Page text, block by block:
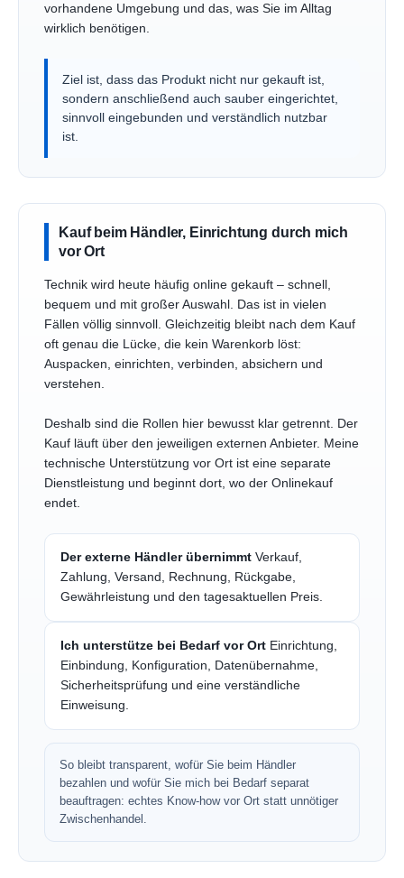
vorhandene Umgebung und das, was Sie im Alltag
wirklich benötigen.
Ziel ist, dass das Produkt nicht nur gekauft ist,
sondern anschließend auch sauber eingerichtet,
sinnvoll eingebunden und verständlich nutzbar
ist.
Kauf beim Händler, Einrichtung durch mich
vor Ort
Technik wird heute häufig online gekauft – schnell,
bequem und mit großer Auswahl. Das ist in vielen
Fällen völlig sinnvoll. Gleichzeitig bleibt nach dem Kauf
oft genau die Lücke, die kein Warenkorb löst:
Auspacken, einrichten, verbinden, absichern und
verstehen.
Deshalb sind die Rollen hier bewusst klar getrennt. Der
Kauf läuft über den jeweiligen externen Anbieter. Meine
technische Unterstützung vor Ort ist eine separate
Dienstleistung und beginnt dort, wo der Onlinekauf
endet.
Der externe Händler übernimmt Verkauf,
Zahlung, Versand, Rechnung, Rückgabe,
Gewährleistung und den tagesaktuellen Preis.
Ich unterstütze bei Bedarf vor Ort Einrichtung,
Einbindung, Konfiguration, Datenübernahme,
Sicherheitsprüfung und eine verständliche
Einweisung.
So bleibt transparent, wofür Sie beim Händler
bezahlen und wofür Sie mich bei Bedarf separat
beauftragen: echtes Know-how vor Ort statt unnötiger
Zwischenhandel.